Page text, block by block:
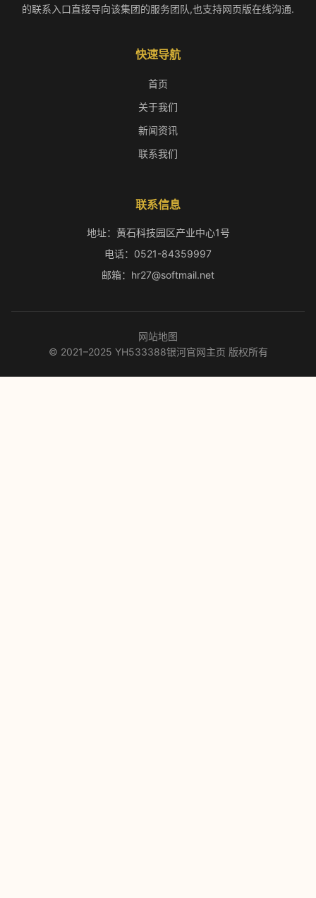
的联系入口直接导向该集团的服务团队,也支持网页版在线沟通.
快速导航
首页
关于我们
新闻资讯
联系我们
联系信息
地址：黄石科技园区产业中心1号
电话：0521-84359997
邮箱：hr27@softmail.net
网站地图
© 2021–2025 YH533388银河官网主页 版权所有